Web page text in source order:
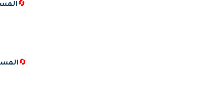
🔄
🔄